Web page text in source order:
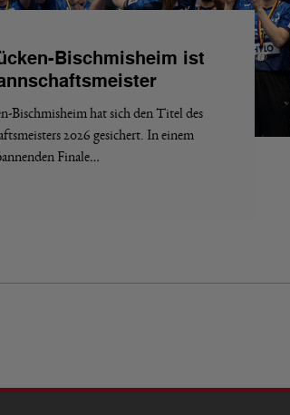
Bischmisheim ist
Bischmisheim hat sich den Titel des
2026 gesichert. In einem
Finale…